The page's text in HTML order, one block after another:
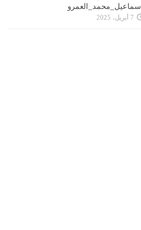
اسماعيل_محمد_العمرو
7 أبريل، 2025